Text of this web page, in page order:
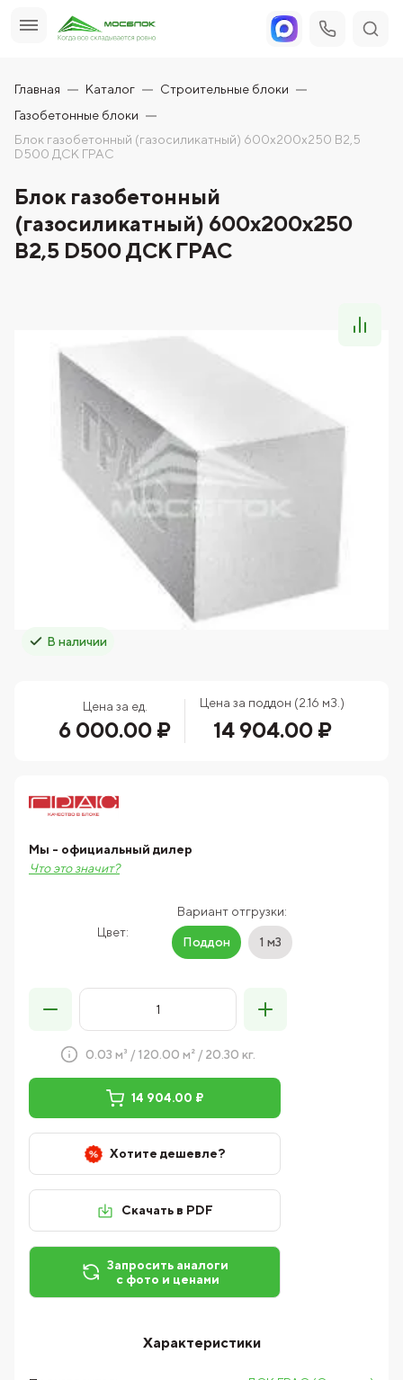
Главная Каталог
Строительные блоки
Газобетонные блоки
Блок газобетонный (газосиликатный) 600x200x250 B2,5
D500 ДСК ГРАС
Блок газобетонный
(газосиликатный) 600x200x250
B2,5 D500 ДСК ГРАС
В наличии
Цена за ед.
6 000.00 ₽
Цена за поддон (2.16 м3.)
14 904.00 ₽
Цвет:
Вариант отгрузки:
Поддон 1 м3
Мы - официальный дилер
Что это значит?
0.03 м³ / 120.00 м² / 20.30 кг.
14 904.00 ₽
Хотите дешевле?
Скачать в PDF
Запросить аналоги
с фото и ценами
Характеристики